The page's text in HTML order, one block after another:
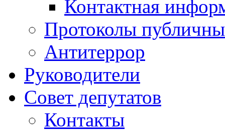
Контактная
Протоколы
Антитеррор
Руководители
Совет депутатов
Контакты